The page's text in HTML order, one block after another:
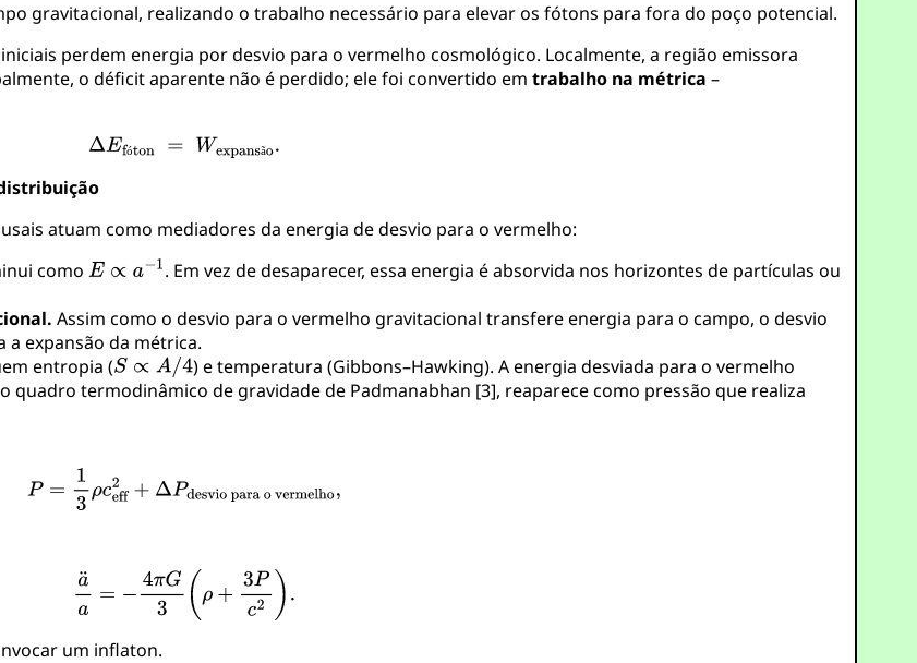
gravitacional, realizando o trabalho necessário para elevar os fótons para fora do poço potencial.
perdem energia por desvio para o vermelho cosmológico. Localmente, a região emissora
o déficit aparente não é perdido; ele foi convertido emtrabalho na métrica –
ó ã
atuam como mediadores da energia de desvio para o vermelho:
como
. Em vez de desaparecer, essa energia é absorvida nos horizontes de partículas ou
Assim como o desvio para o vermelho gravitacional transfere energia para o campo, o desvio
expansão da métrica.
entropia (
) e temperatura (Gibbons–Hawking). A energia desviada para o vermelho
termodinâmico de gravidade de Padmanabhan [3], reaparece como pressão que realiza
um inflaton.